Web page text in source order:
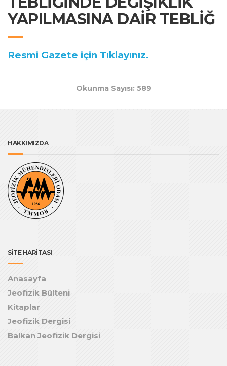
YAPILMASINA DAİR TEBLİĞ
Resmi Gazete için Tıklayınız.
Okunma Sayısı: 589
HAKKIMIZDA
SİTE HARİTASI
Anasayfa
Jeofizik Bülteni
Kitaplar
Jeofizik Dergisi
Balkan Jeofizik Dergisi